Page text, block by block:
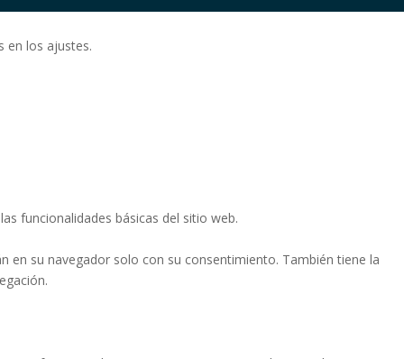
en los ajustes.
funcionalidades básicas del sitio web.
en su navegador solo con su consentimiento. También tiene la